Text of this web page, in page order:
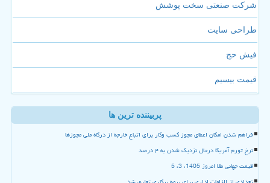
شرکت صنعتی سخت پوشش
طراحی سایت
فیش حج
قیمت بیسیم
پربیننده ترین ها
فراهم شدن امکان اعطای مجوز کسب وکار برای اتباع خارجه از درگاه ملی مجوزها
نرخ تورم آمریکا درحال نزدیک شدن به ۴ درصد
قیمت جهانی طلا امروز 1405، 3، 5